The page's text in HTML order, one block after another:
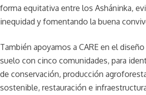
forma equitativa entre los Asháninka,
inequidad y fomentando la buena
También apoyamos a CARE en el
suelo con cinco comunidades, para
de conservación, producción
sostenible, restauración e